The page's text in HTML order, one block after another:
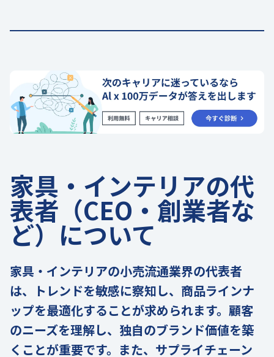
家具・インテリアの代
表者（CEO・創業者な
ど）について
家具・インテリアの小売流通業界の代表者
は、トレンドを敏感に察知し、商品ラインナ
ップを最適化することが求められます。顧客
のニーズを理解し、独自のブランド価値を築
くことが重要です。また、サプライチェーン